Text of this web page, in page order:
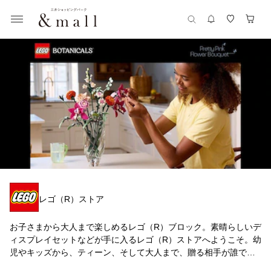
レゴ（R）ストア
お子さまから大人まで楽しめるレゴ（R）ブロック。素晴らしいデ
ィスプレイセットなどが手に入るレゴ（R）ストアへようこそ。幼
児やキッズから、ティーン、そして大人まで、贈る相手が誰でも